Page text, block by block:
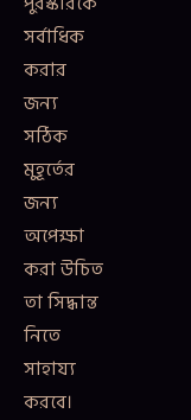
সর্বাধিক
করার
জন্য
সঠিক
মুহূর্তের
জন্য
অপেক্ষা
করা উচিত
তা সিদ্ধান্ত
নিতে
সাহায্য
করবে।